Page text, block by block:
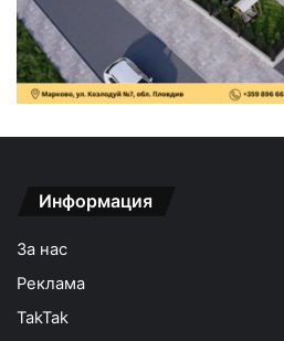
Информация
За нас
Реклама
TakTak